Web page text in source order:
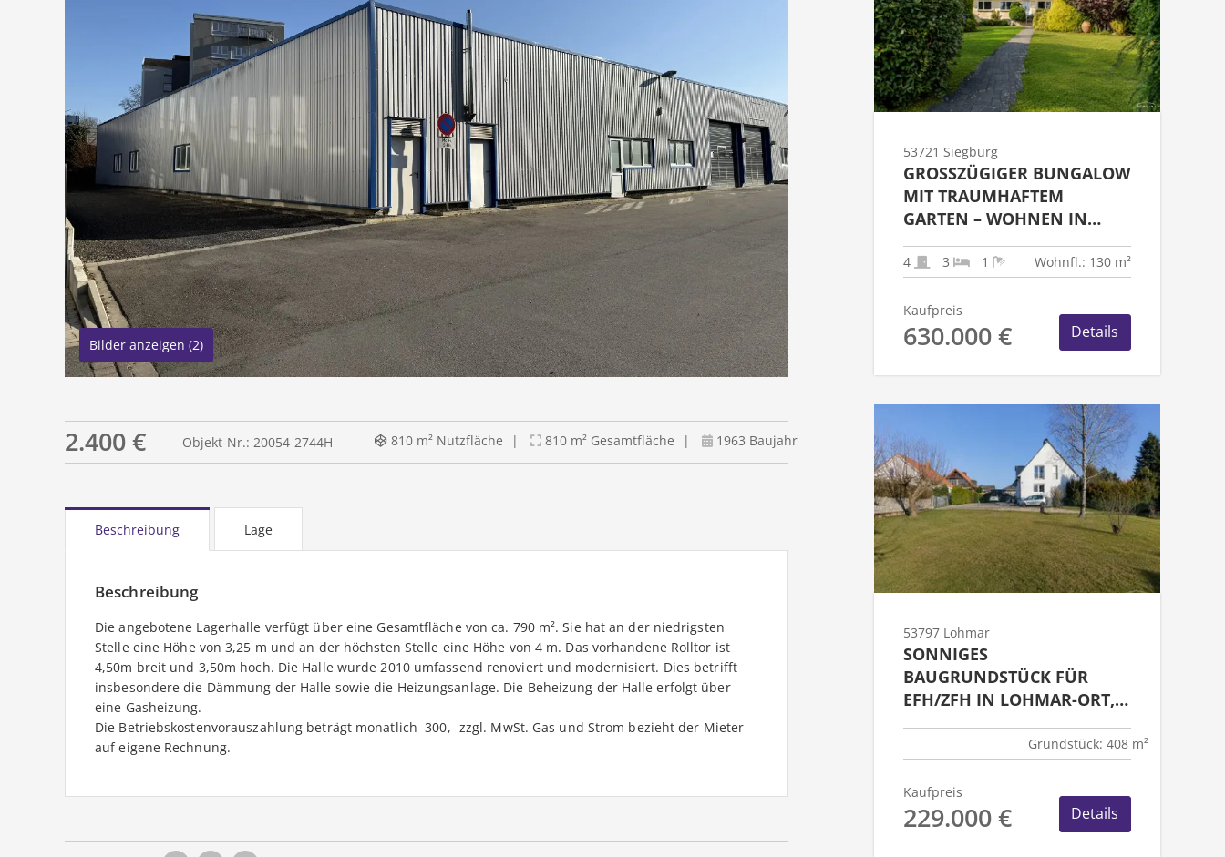
Bilder anzeigen (2)
2.400 € Objekt-Nr.: 20054-2744H 810 m² Nutzfläche 810 m² Gesamtfläche 1963 Baujahr
Beschreibung Lage
Beschreibung
Die angebotene Lagerhalle verfügt über eine Gesamtfläche von ca. 790 m². Sie hat an der niedrigsten
Stelle eine Höhe von 3,25 m und an der höchsten Stelle eine Höhe von 4 m. Das vorhandene Rolltor ist
4,50m breit und 3,50m hoch. Die Halle wurde 2010 umfassend renoviert und modernisiert. Dies betrifft
insbesondere die Dämmung der Halle sowie die Heizungsanlage. Die Beheizung der Halle erfolgt über
eine Gasheizung.
Die Betriebskostenvorauszahlung beträgt monatlich  300,- zzgl. MwSt. Gas und Strom bezieht der Mieter
auf eigene Rechnung.
53721 Siegburg
GROSSZÜGIGER BUNGALOW M
IT TRAUMHAFTEM G
ARTEN – WOHNEN IN Z
ENTRALER LAGE VON S
IEGBURG
4 3 1 Wohnfl.: 130 m²
Kaufpreis
630.000 € Details
53797 Lohmar
SONNIGES
BAUGRUNDSTÜCK FÜR
EFH/ZFH IN LOHMAR-ORT,
WALDRAND
Grundstück: 408 m²
Kaufpreis
229.000 € Details